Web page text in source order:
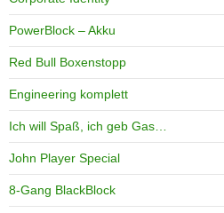
PowerBlock – Akku
Red Bull Boxenstopp
Engineering komplett
Ich will Spaß, ich geb Gas…
John Player Special
8-Gang BlackBlock